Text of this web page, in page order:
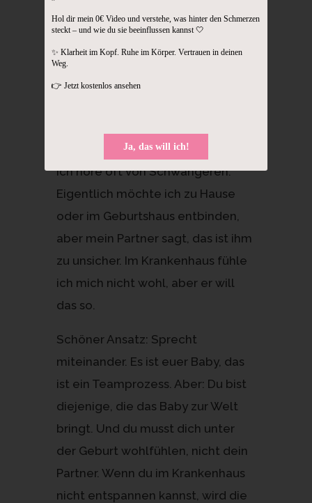
Ultraschalls Sicherheit geben,
Untersuchungen mehr Ruhe
geben, dann lass sie weg.
Geburtsort: Wer entscheidet
Ich höre oft von Schwangeren:
Eigentlich möchte ich zu Hause
oder im Geburtshaus entbinden,
aber mein Partner sagt, das ist ihm
zu unsicher. Im Krankenhaus fühle
ich mich nicht wohl, aber er will
das so.
Schöner Ansatz: Sprecht
miteinander. Es ist euer Baby, das
ist ein Teamprozess. Aber: Du bist
diejenige, die das Baby zur Welt
bringt. Und du musst dich unter
der Geburt wohlfühlen, nicht dein
Partner. Wenn du im Krankenhaus
nicht entspannen kannst, wird die
Hol dir mein 0€ Video und verstehe, was hinter den Schmerzen
steckt – und wie du sie beeinflussen kannst 🤍
✨ Klarheit im Kopf. Ruhe im Körper. Vertrauen in deinen
Weg.
👉 Jetzt kostenlos ansehen
Ja, das will ich!